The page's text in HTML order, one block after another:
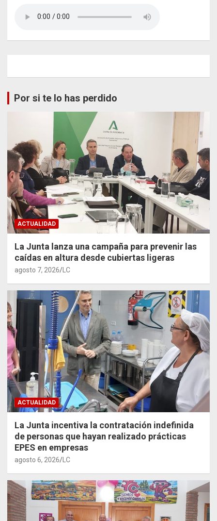
Por si te lo has perdido
ACTUALIDAD
La Junta lanza una campaña para prevenir las
caídas en altura desde cubiertas ligeras
agosto 7, 2026 LC
ACTUALIDAD
La Junta incentiva la contratación indefinida
de personas que hayan realizado prácticas
EPES en empresas
agosto 6, 2026 LC